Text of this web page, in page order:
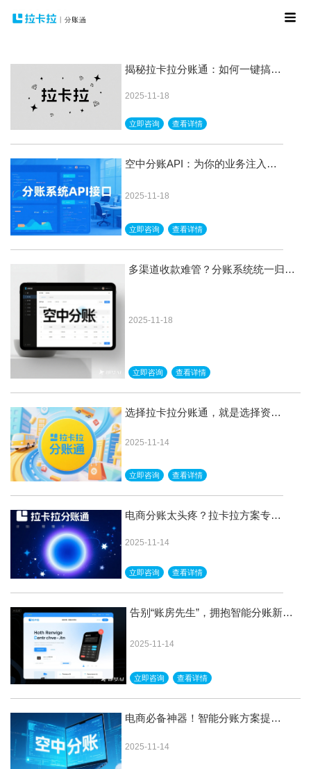
揭秘拉卡拉分账通：如何一键搞定
2025-11-18
立即咨询 查看详情
空中分账API：为你的业务注入财
2025-11-18
立即咨询 查看详情
多渠道收款难管？分账系统统一归集
2025-11-18
立即咨询 查看详情
选择拉卡拉分账通，就是选择资金
2025-11-14
立即咨询 查看详情
电商分账太头疼？拉卡拉方案专治
2025-11-14
立即咨询 查看详情
告别“账房先生”，拥抱智能分账新时
2025-11-14
立即咨询 查看详情
电商必备神器！智能分账方案提升
2025-11-14